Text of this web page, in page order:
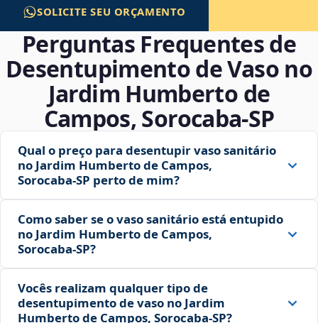
SOLICITE SEU ORÇAMENTO
Perguntas Frequentes de
Desentupimento de Vaso no
Jardim Humberto de
Campos, Sorocaba‑SP
Qual o preço para desentupir vaso sanitário
no Jardim Humberto de Campos,
Sorocaba‑SP perto de mim?
Como saber se o vaso sanitário está entupido
no Jardim Humberto de Campos,
Sorocaba‑SP?
Vocês realizam qualquer tipo de
desentupimento de vaso no Jardim
Humberto de Campos, Sorocaba‑SP?